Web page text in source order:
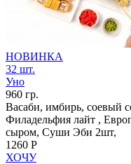
НОВИНКА
32 шт.
Уно
960 гр.
Васаби, имбирь, соевый
Филадельфия лайт ,
сыром, Суши Эби 2шт,
1260 Р
ХОЧУ